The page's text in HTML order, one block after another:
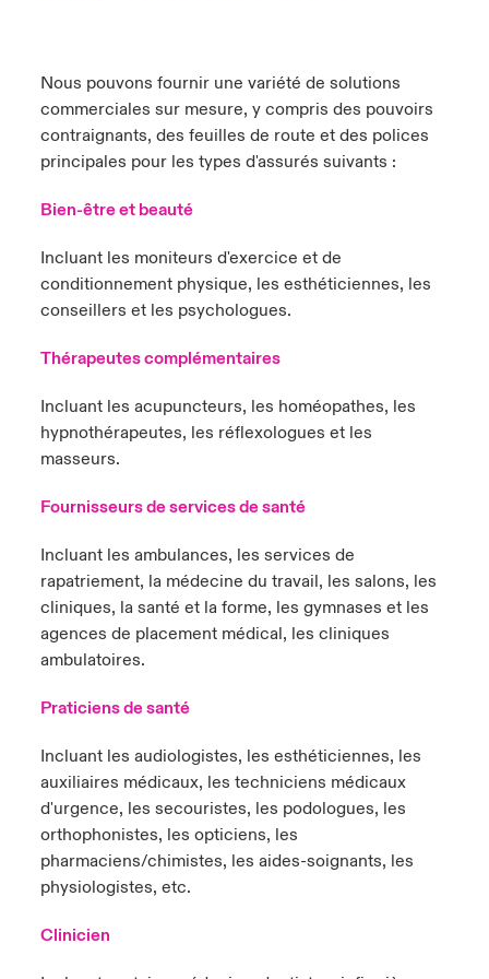
Nous pouvons fournir une variété de solutions
commerciales sur mesure, y compris des pouvoirs
contraignants, des feuilles de route et des polices
principales pour les types d'assurés suivants :
Bien-être et beauté
Incluant les moniteurs d'exercice et de
conditionnement physique, les esthéticiennes, les
conseillers et les psychologues.
Thérapeutes complémentaires
Incluant les acupuncteurs, les homéopathes, les
hypnothérapeutes, les réflexologues et les
masseurs.
Fournisseurs de services de santé
Incluant les ambulances, les services de
rapatriement, la médecine du travail, les salons, les
cliniques, la santé et la forme, les gymnases et les
agences de placement médical, les cliniques
ambulatoires.
Praticiens de santé
Incluant les audiologistes, les esthéticiennes, les
auxiliaires médicaux, les techniciens médicaux
d'urgence, les secouristes, les podologues, les
orthophonistes, les opticiens, les
pharmaciens/chimistes, les aides-soignants, les
physiologistes, etc.
Clinicien